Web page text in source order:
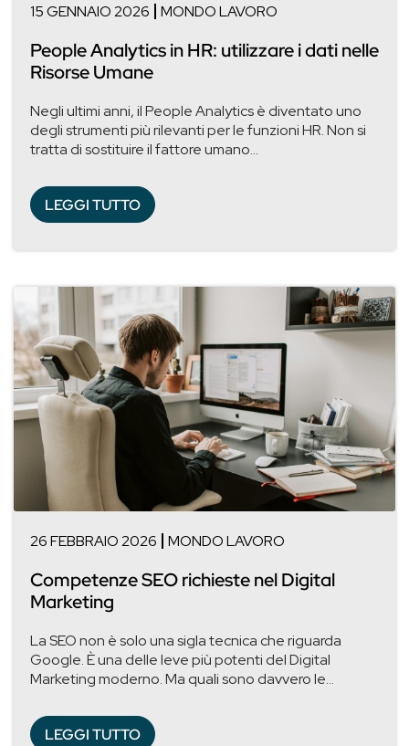
15 GENNAIO 2026 MONDO LAVORO
People Analytics in HR: utilizzare i dati nelle
Risorse Umane
Negli ultimi anni, il People Analytics è diventato uno
degli strumenti più rilevanti per le funzioni HR. Non si
tratta di sostituire il fattore umano...
LEGGI TUTTO
26 FEBBRAIO 2026 MONDO LAVORO
Competenze SEO richieste nel Digital
Marketing
La SEO non è solo una sigla tecnica che riguarda
Google. È una delle leve più potenti del Digital
Marketing moderno. Ma quali sono davvero le...
LEGGI TUTTO